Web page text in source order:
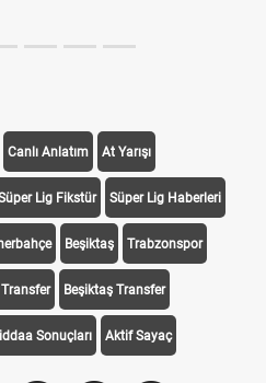
Canlı Anlatım At Yarışı
Lig Fikstür Süper Lig Haberleri
Beşiktaş Trabzonspor
Beşiktaş Transfer
iddaa Sonuçları Aktif Sayaç